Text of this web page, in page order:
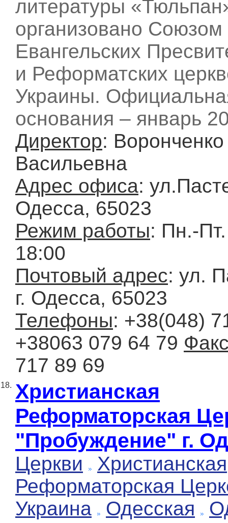
литературы
организовано Союзом
Евангельских
и Реформатских
Украины.
основания – январь
Директор:
Васильевна
Адрес офиса:
Одесса, 65023
Режим работы: Пн.-
18:00
Почтовый адрес: ул.
г. Одесса, 65023
Телефоны: +38(048)
+38063 079 64 79
717 89 69
18. Христианская
Реформаторская
"Пробуждение" г.
Церкви
Христианская
Реформаторская
Украина
Одесская